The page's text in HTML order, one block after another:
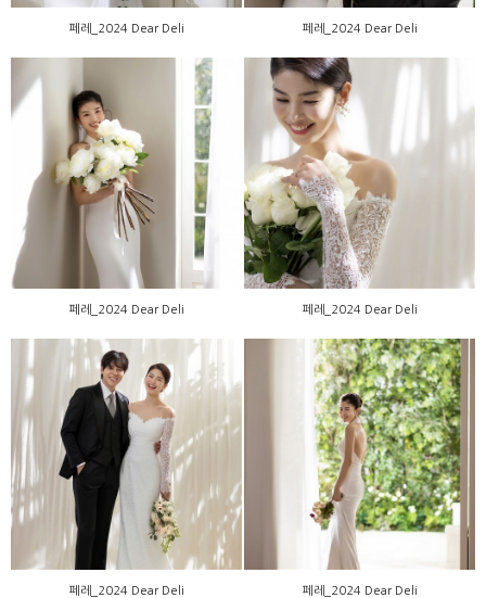
페레_2024 Dear Deli 페레_2024 Dear Deli
페레_2024 Dear Deli
페레_2024 Dear Deli
페레_2024 Dear Deli
페레_2024 Dear Deli
페레_2024 Dear Deli
페레_2024 Dear Deli
페레_2024 Dear Deli
페레_2024 Dear Deli